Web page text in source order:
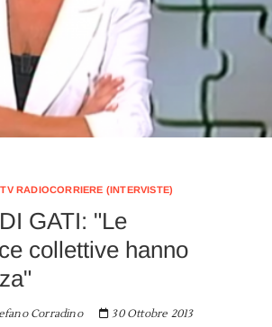
TV RADIOCORRIERE (INTERVISTE)
GATI: "Le
collettive hanno
Corradino 30 Ottobre 2013